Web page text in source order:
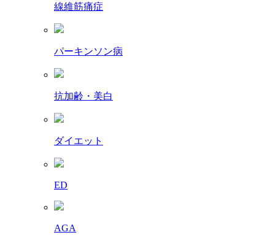
線維筋痛症
パーキンソン病
抗加齢・美白
ダイエット
ED
AGA